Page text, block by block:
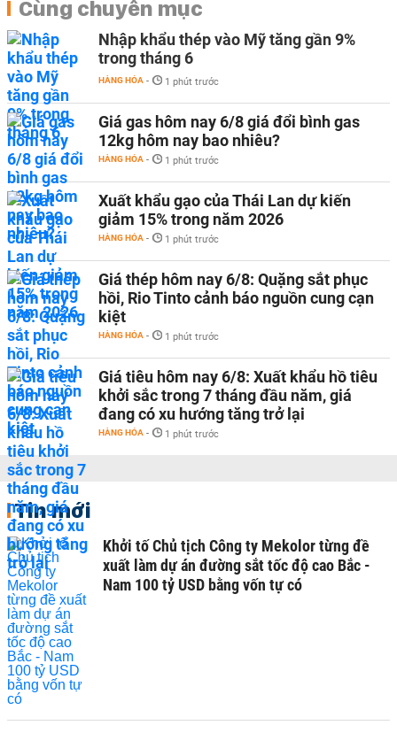
Cùng chuyên mục
Nhập khẩu thép vào Mỹ tăng gần 9%
trong tháng 6
HÀNG HÓA - 1 phút trước
Giá gas hôm nay 6/8 giá đổi bình gas
12kg hôm nay bao nhiêu?
HÀNG HÓA - 1 phút trước
Xuất khẩu gạo của Thái Lan dự kiến
giảm 15% trong năm 2026
HÀNG HÓA - 1 phút trước
Giá thép hôm nay 6/8: Quặng sắt phục
hồi, Rio Tinto cảnh báo nguồn cung cạn
kiệt
HÀNG HÓA - 1 phút trước
Giá tiêu hôm nay 6/8: Xuất khẩu hồ tiêu
khởi sắc trong 7 tháng đầu năm, giá
đang có xu hướng tăng trở lại
HÀNG HÓA - 1 phút trước
Tin mới
Khởi tố Chủ tịch Công ty Mekolor từng đề
xuất làm dự án đường sắt tốc độ cao Bắc -
Nam 100 tỷ USD bằng vốn tự có